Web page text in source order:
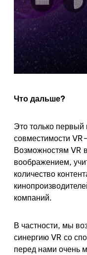
Что дальше?
Это только первый
совместимости
Возможностям VR
воображением,
количество
компаний.
В частности, мы
синергию VR со
перед нами очень